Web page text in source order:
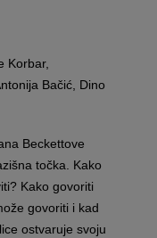
Korbar,
Bačić, Dino
Beckettove
točka. Kako
Kako govoriti
govoriti i kad
ostvaruje svoju